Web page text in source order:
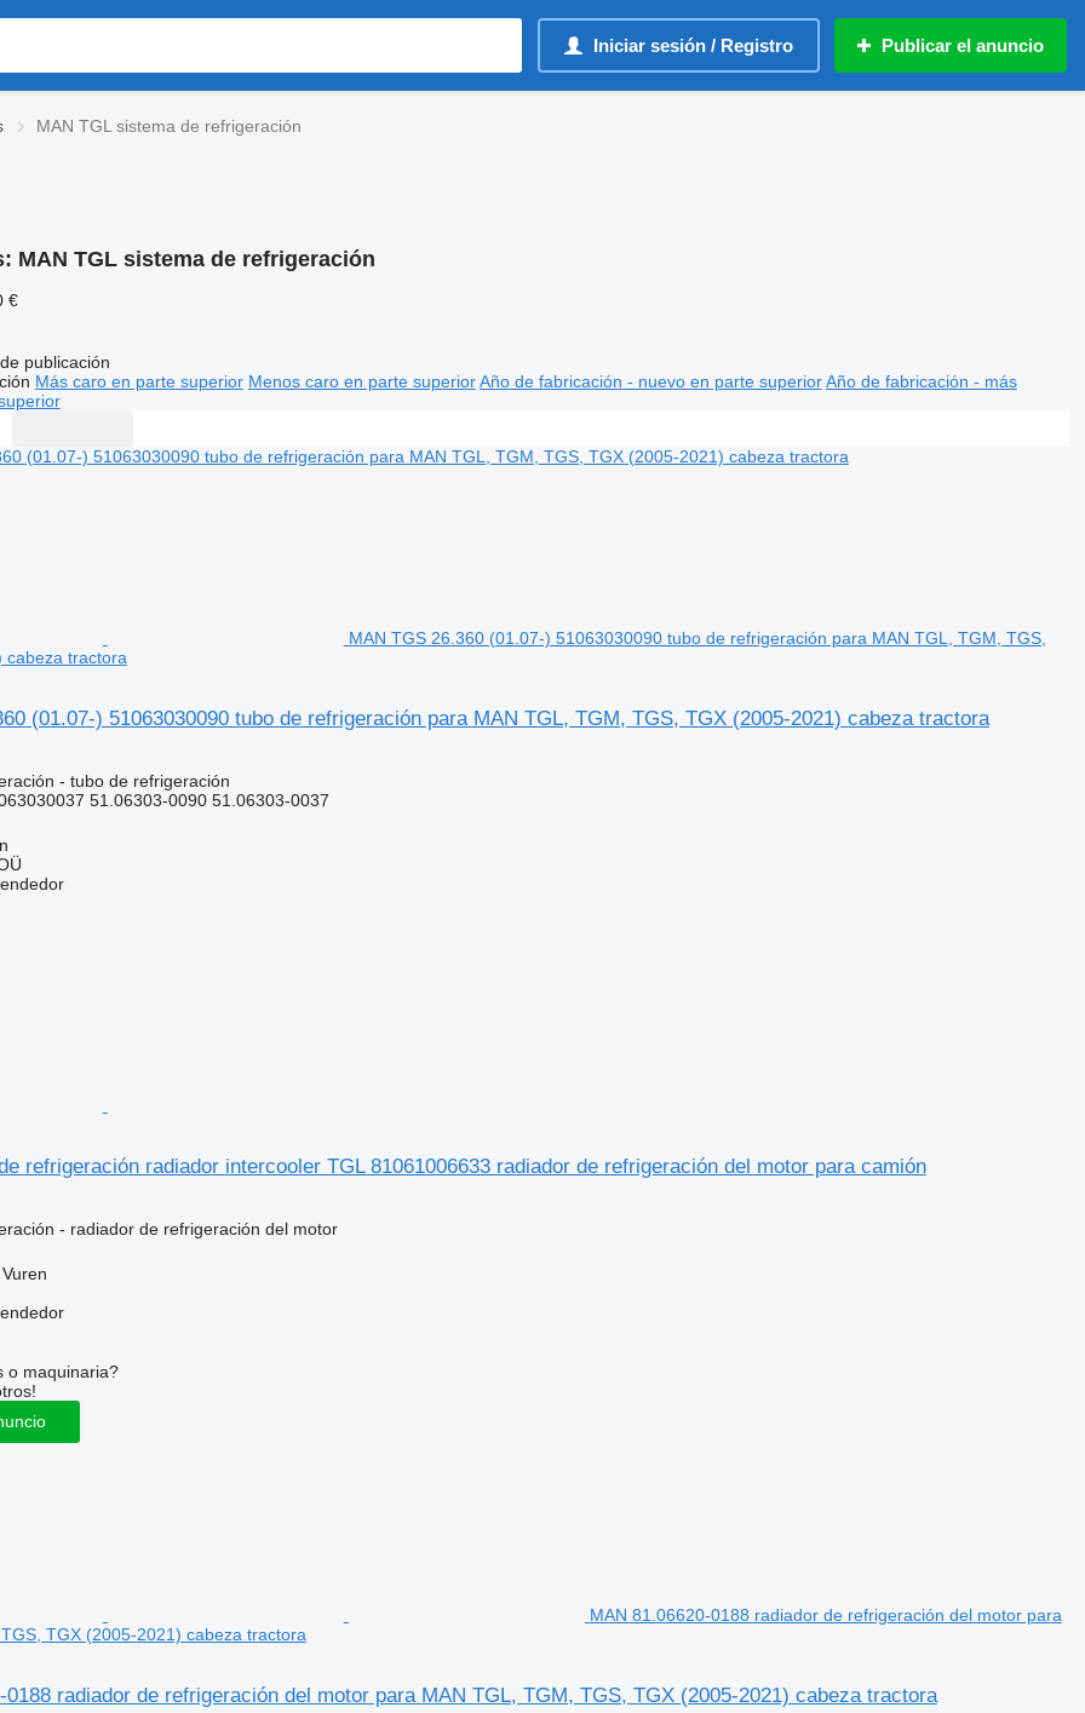
Iniciar sesión / Registro Publicar el anuncio
MAN TGL sistema de refrigeración
MAN TGL sistema de refrigeración
€
publicación
Más caro en parte superior Menos caro en parte superior Año de fabricación - nuevo en parte superior Año de fabricación - más
MAN TGS 26.360 (01.07-) 51063030090 tubo de refrigeración para MAN TGL, TGM, TGS,
cabeza tractora
(01.07-) 51063030090 tubo de refrigeración para MAN TGL, TGM, TGS, TGX (2005-2021) cabeza tractora
- tubo de refrigeración
51.06303-0090 51.06303-0037
refrigeración radiador intercooler TGL 81061006633 radiador de refrigeración del motor para camión
- radiador de refrigeración del motor
o maquinaria?
MAN 81.06620-0188 radiador de refrigeración del motor para
TGX (2005-2021) cabeza tractora
0188 radiador de refrigeración del motor para MAN TGL, TGM, TGS, TGX (2005-2021) cabeza tractora